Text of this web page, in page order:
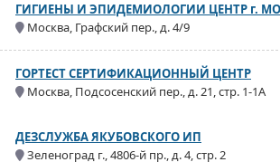
ГИГИЕНЫ И ЭПИДЕМИОЛОГИИ ЦЕНТР г.
Москва, Графский пер., д. 4/9
ГОРТЕСТ СЕРТИФИКАЦИОННЫЙ ЦЕНТР
Москва, Подсосенский пер., д. 21, стр. 1-1А
ДЕЗСЛУЖБА ЯКУБОВСКОГО ИП
Зеленоград г., 4806-й пр., д. 4, стр. 2